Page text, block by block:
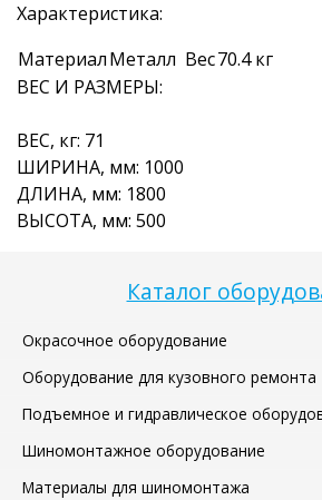
Каталог
Окрасочное оборудование
Оборудование для кузовного ремонта
Подъемное и гидравлическое
Шиномонтажное оборудование
Материалы для шиномонтажа
Характеристика:
МатериалМеталл Вес70.4 кг
ВЕС И РАЗМЕРЫ:
ВЕС, кг: 71
ШИРИНА, мм: 1000
ДЛИНА, мм: 1800
ВЫСОТА, мм: 500